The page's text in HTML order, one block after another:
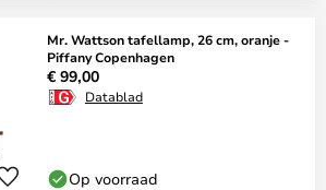
Mr. Wattson tafellamp, 26 cm, oranje -
Piffany Copenhagen
€ 99,00
Datablad
Op voorraad